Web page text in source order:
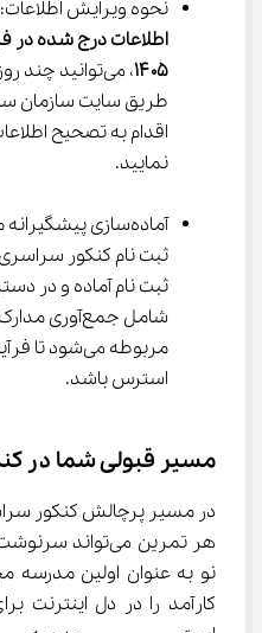
نحوه ویرایش
اطلاعات درج شده در
۱۴۰۵
، می‌توانید چند
اقدام به تصحیح
نمایید.
آماده‌سازی
ثبت نام آماده و در
شامل
مربوطه
استرس باشد.
مسیر قبولی شما در کنکور
نو به عنوان اولین مدرسه
کارآمد را در دل اینترنت